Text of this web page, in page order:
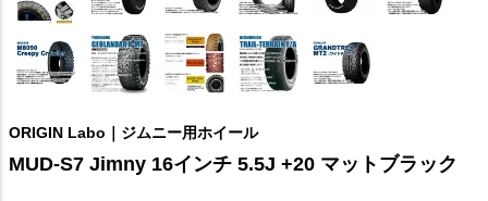
ORIGIN Labo｜ジムニー用ホイール
MUD-S7 Jimny 16インチ 5.5J +20 マットブラック